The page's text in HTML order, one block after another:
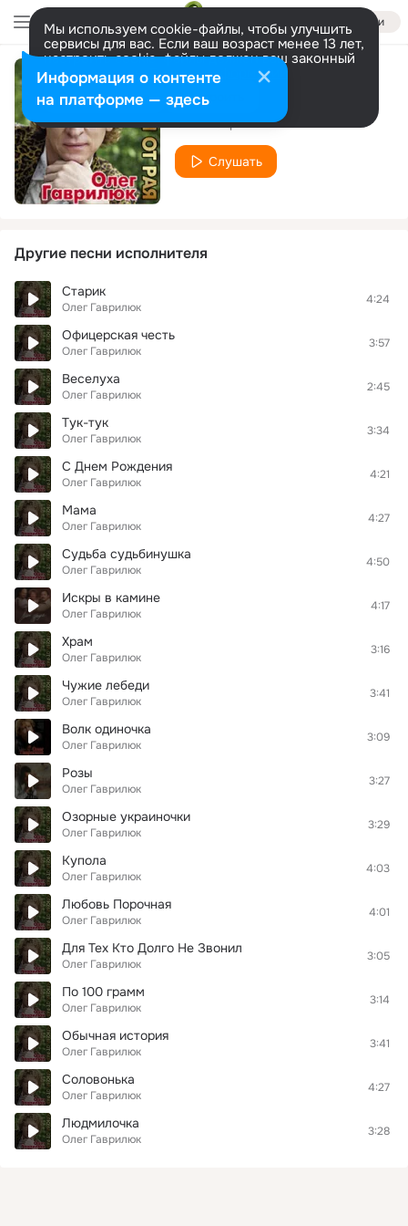
Войти
Мы используем cookie-файлы, чтобы улучшить
сервисы для вас. Если ваш возраст менее 13 лет,
настроить cookie-файлы должен ваш законный
представитель. Больше информации
Разрешить все Настроить
Я тебе позвоню
Олег Гаврилюк
Слушать
Другие песни исполнителя
Старик
Олег Гаврилюк
4:24
Офицерская честь
Олег Гаврилюк
3:57
Веселуха
Олег Гаврилюк
2:45
Тук-тук
Олег Гаврилюк
3:34
С Днем Рождения
Олег Гаврилюк
4:21
Мама
Олег Гаврилюк
4:27
Судьба судьбинушка
Олег Гаврилюк
4:50
Искры в камине
Олег Гаврилюк
4:17
Храм
Олег Гаврилюк
3:16
Чужие лебеди
Олег Гаврилюк
3:41
Волк одиночка
Олег Гаврилюк
3:09
Розы
Олег Гаврилюк
3:27
Озорные украиночки
Олег Гаврилюк
3:29
Купола
Олег Гаврилюк
4:03
Любовь Порочная
Олег Гаврилюк
4:01
Для Тех Кто Долго Не Звонил
Олег Гаврилюк
3:05
По 100 грамм
Олег Гаврилюк
3:14
Обычная история
Олег Гаврилюк
3:41
Соловонька
Олег Гаврилюк
4:27
Людмилочка
Олег Гаврилюк
3:28
Информация о контенте
на платформе — здесь